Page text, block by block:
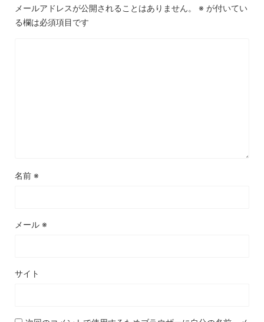
メールアドレスが公開されることはありません。 ※ が付いてい
る欄は必須項目です
名前 ※
メール ※
サイト